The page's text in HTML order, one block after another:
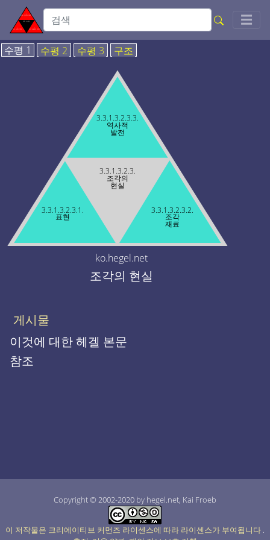
☰
수평 1 수평 2 수평 3 구조
3.3.1.3.2.3.
조각의
현실
3.3.1.3.2.3.1.
표현
3.3.1.3.2.3.2.
조각
재료
3.3.1.3.2.3.3.
역사적
발전
ko.hegel.net
조각의 현실
게시물
이것에 대한 헤겔 본문
참조
Copyright © 2002-2020 by hegel.net, Kai Froeb
이 저작물은 크리에이티브 커먼즈 라이센스에 따라 라이센스가 부여됩니다 .